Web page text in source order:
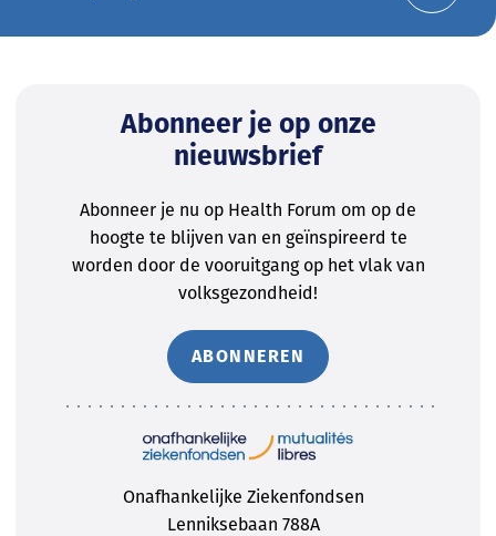
Abonneer je op onze
nieuwsbrief
Abonneer je nu op Health Forum om op de
hoogte te blijven van en geïnspireerd te
worden door de vooruitgang op het vlak van
volksgezondheid!
ABONNEREN
Onafhankelijke Ziekenfondsen
Lenniksebaan 788A